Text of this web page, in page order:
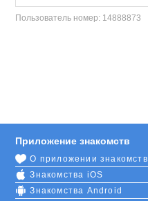
Пользователь номер: 14888873
Приложение знакомств
О приложении знакомств
Знакомства iOS
Знакомства Android